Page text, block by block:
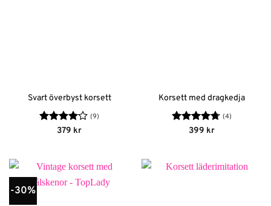
Svart överbyst korsett
Betygsatt
(9)
379 kr
Korsett med dragkedja
Betygsatt
(4)
399 kr
-30%